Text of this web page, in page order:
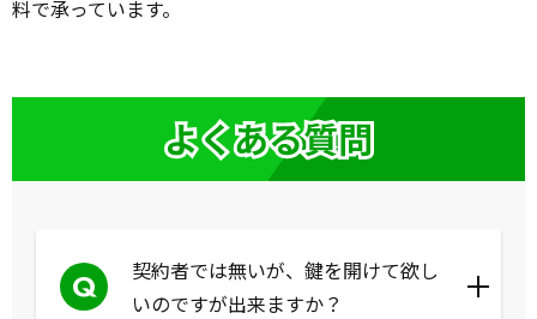
料で承っています。
Q
契約者では無いが、鍵を開けて欲し
いのですが出来ますか？